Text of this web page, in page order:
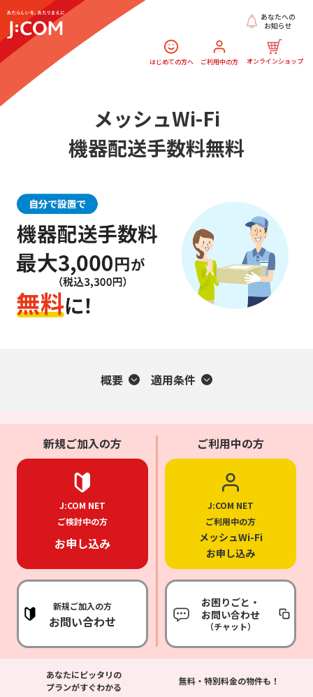
はじめての方へ ご利用中の方 オンラインショップ
あなたへの
お知らせ
メッシュWi-Fi
機器配送手数料無料
概要 適用条件
新規ご加入の方
J:COM NET
ご検討中の方
お申し込み
新規ご加入の方
お問い合わせ
ご利用中の方
J:COM NET
ご利用中の方
メッシュWi-Fi
お申し込み
お困りごと・
お問い合わせ
（チャット）
あなたにピッタリの
プランがすぐわかる
無料・特別料金の物件も！